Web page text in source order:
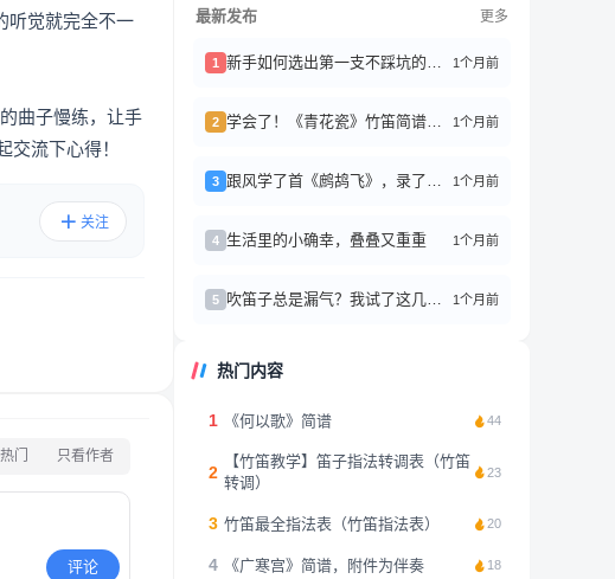
听觉就完全不一
曲子慢练，让手
流下心得！
关注
热门 只看作者
评论
最新发布 更多
1 新手如何选出第一支不踩坑的竹笛？ 1个月前
2 学会了！《青花瓷》竹笛简谱分享 1个月前
3 跟风学了首《鹧鸪飞》，录了好几遍才稍微能听 1个月前
4 生活里的小确幸，叠叠又重重 1个月前
5 吹笛子总是漏气？我试了这几个方法真的有效！ 1个月前
热门内容
1 《何以歌》简谱 44
2
【竹笛教学】笛子指法转调表（竹笛
转调）
23
3 竹笛最全指法表（竹笛指法表） 20
4 《广寒宫》简谱，附件为伴奏 18